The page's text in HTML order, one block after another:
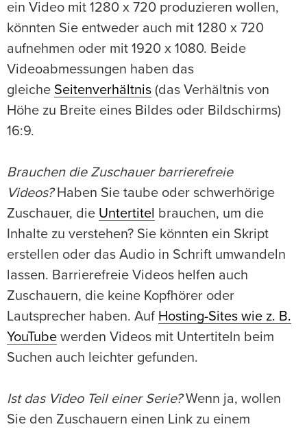
ein Video mit 1280 x 720 produzieren wollen,
könnten Sie entweder auch mit 1280 x 720
aufnehmen oder mit 1920 x 1080. Beide
Videoabmessungen haben das
gleiche Seitenverhältnis (das Verhältnis von
Höhe zu Breite eines Bildes oder Bildschirms)
16:9.
Brauchen die Zuschauer barrierefreie
Videos?Haben Sie taube oder schwerhörige
Zuschauer, die Untertitel
brauchen, um die
Inhalte zu verstehen? Sie könnten ein Skript
erstellen oder das Audio in Schrift umwandeln
lassen. Barrierefreie Videos helfen auch
Zuschauern, die keine Kopfhörer oder
Lautsprecher haben. Auf Hosting-Sites wie z. B.
YouTube werden Videos mit Untertiteln beim
Suchen auch leichter gefunden.
Ist das Video Teil einer Serie?Wenn ja, wollen
Sie den Zuschauern einen Link zu einem